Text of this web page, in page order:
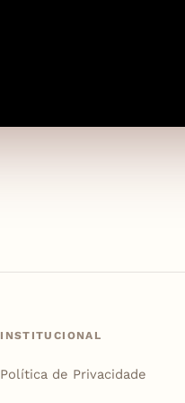
INSTITUCIONAL
Política de Privacidade